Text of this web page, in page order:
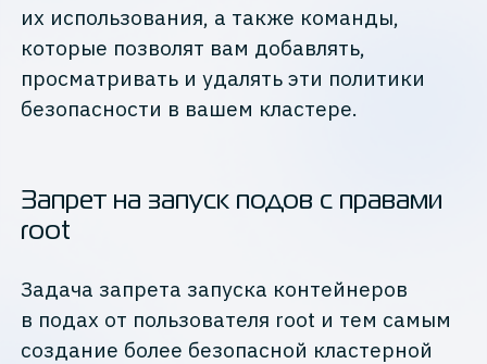
их использования, а также команды,
которые позволят вам добавлять,
просматривать и удалять эти политики
безопасности в вашем кластере.
Запрет на запуск подов с правами
root
Задача запрета запуска контейнеров
в подах от пользователя root и тем самым
создание более безопасной кластерной